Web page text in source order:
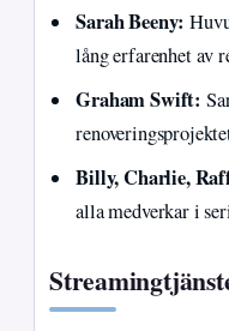
Sarah Beeny:
lång erfarenhet av
Graham Swift:
Billy, Charlie,
alla medverkar i